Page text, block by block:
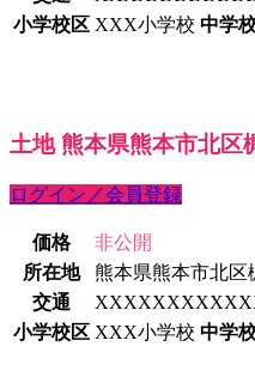
小学校区 XXX小学校 中学
土地 熊本県熊本市北区
ログイン／会員登録
価格
非公開
所在地
熊本県熊本市北区
交通
小学校区 XXX小学校 中学